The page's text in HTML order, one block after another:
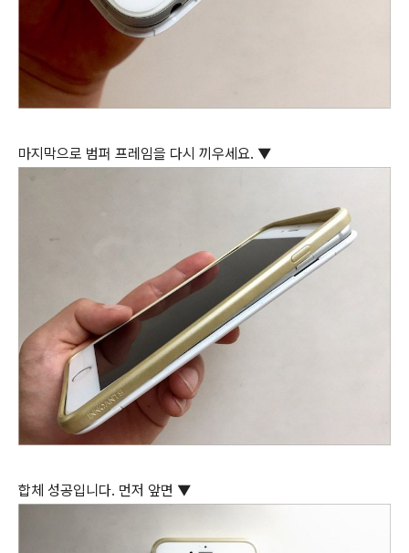
마지막으로 범퍼 프레임을 다시 끼우세요. ▼
합체 성공입니다. 먼저 앞면 ▼